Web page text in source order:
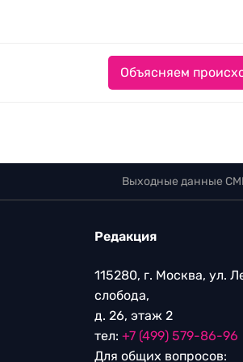
Объясняем
Выходные данные
Редакция
115280, г. Москва, ул.
слобода,
д. 26, этаж 2
тел: +7 (499) 579-86-96
Для общих вопросов: